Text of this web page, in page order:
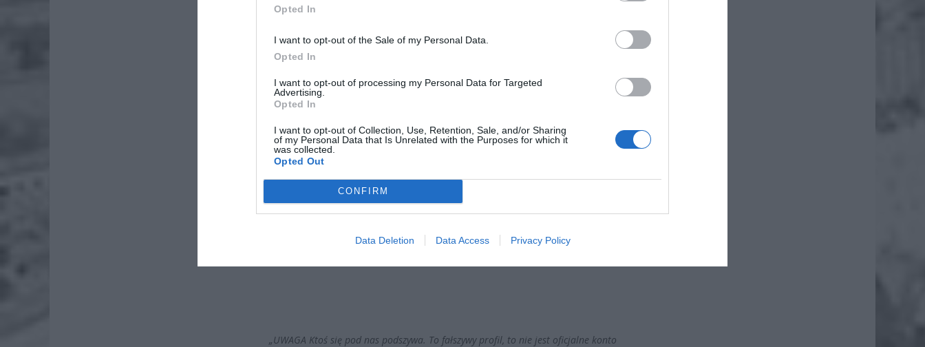
Opted In
I want to opt-out of the Sale of my Personal Data.
Opted In
I want to opt-out of processing my Personal Data for Targeted
Advertising.
Opted In
I want to opt-out of Collection, Use, Retention, Sale, and/or Sharing
of my Personal Data that Is Unrelated with the Purposes for which it
was collected.
Opted Out
CONFIRM
Data Deletion Data Access Privacy Policy
„UWAGA Ktoś się pod nas podszywa. To fałszywy profil, to nie jest oficjalne konto